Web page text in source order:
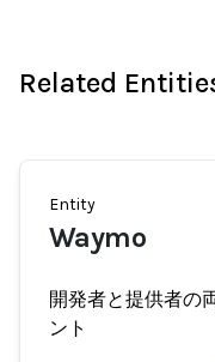
Related
Entity
Waymo
開発者と提供者の
ント